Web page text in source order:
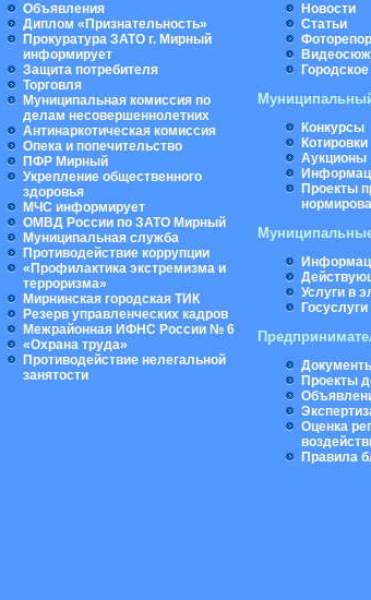
Объявления
Диплом «Признательность»
Прокуратура ЗАТО г. Мирный
информирует
Защита потребителя
Торговля
Муниципальная комиссия по
делам несовершеннолетних
Антинаркотическая комиссия
Опека и попечительство
ПФР Мирный
Укрепление общественного
здоровья
МЧС информирует
ОМВД России по ЗАТО Мирный
Муниципальная cлужба
Противодействие коррупции
«Профилактика экстремизма и
терроризма»
Мирнинская городская ТИК
Резерв управленческих кадров
Межрайонная ИФНС России № 6
«Охрана труда»
Противодействие нелегальной
занятости
Новости
Статьи
Конкурсы
Котировки
Аукционы
Проекты
Услуги в
Проекты
Оценка
Правила